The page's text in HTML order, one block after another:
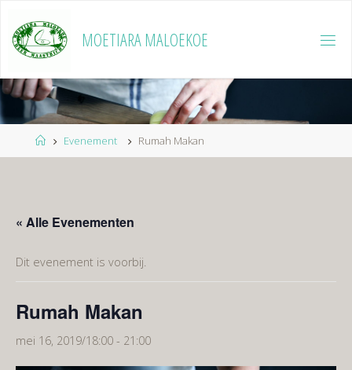
naar
de
MOETIARA MALOEKOE
HomeEvenement Rumah Makan
« Alle Evenementen
Dit evenement is voorbij.
Rumah Makan
mei 16, 2019/18:00 - 21:00